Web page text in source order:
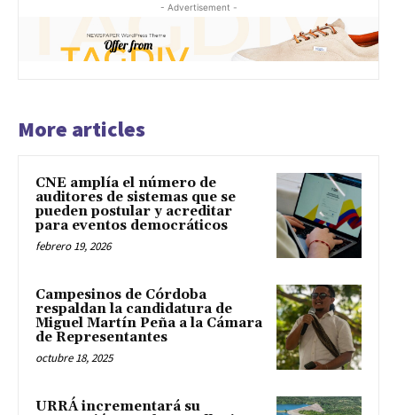
- Advertisement -
More articles
CNE amplía el número de
auditores de sistemas que se
pueden postular y acreditar
para eventos democráticos
febrero 19, 2026
Campesinos de Córdoba
respaldan la candidatura de
Miguel Martín Peña a la Cámara
de Representantes
octubre 18, 2025
URRÁ incrementará su